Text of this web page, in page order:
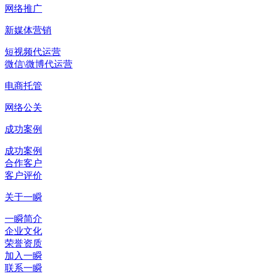
网络推广
新媒体营销
短视频代运营
微信\微博代运营
电商托管
网络公关
成功案例
成功案例
合作客户
客户评价
关于一瞬
一瞬简介
企业文化
荣誉资质
加入一瞬
联系一瞬